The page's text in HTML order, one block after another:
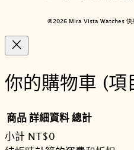
©2026 Mira Vista Watches
你的購物車 (項
商品詳細資料總計
小計 NT$0